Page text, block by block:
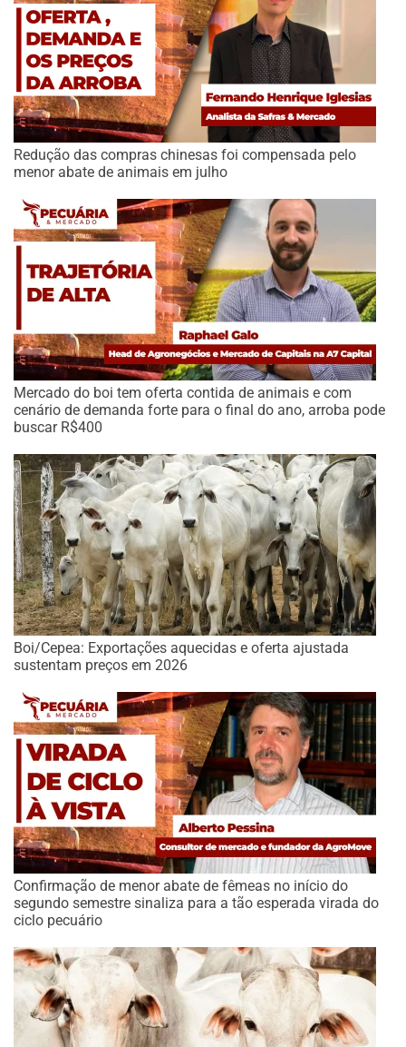
Redução das compras chinesas foi compensada pelo
menor abate de animais em julho
Mercado do boi tem oferta contida de animais e com
cenário de demanda forte para o final do ano, arroba pode
buscar R$400
Boi/Cepea: Exportações aquecidas e oferta ajustada
sustentam preços em 2026
Confirmação de menor abate de fêmeas no início do
segundo semestre sinaliza para a tão esperada virada do
ciclo pecuário